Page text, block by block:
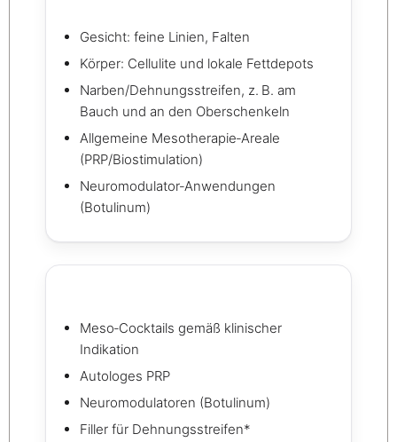
Gesicht: feine Linien, Falten
Körper: Cellulite und lokale Fettdepots
Narben/Dehnungsstreifen, z. B. am
Bauch und an den Oberschenkeln
Allgemeine Mesotherapie‑Areale
(PRP/Biostimulation)
Neuromodulator‑Anwendungen
(Botulinum)
Meso‑Cocktails gemäß klinischer
Indikation
Autologes PRP
Neuromodulatoren (Botulinum)
Filler für Dehnungsstreifen*